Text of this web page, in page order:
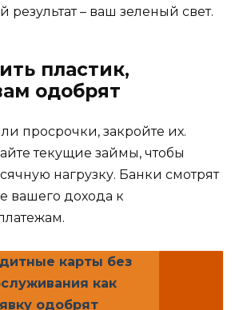
результат – ваш зеленый свет.
пластик,
одобрят
просрочки, закройте их.
текущие займы, чтобы
нагрузку. Банки смотрят
вашего дохода к
карты без
как
одобрят